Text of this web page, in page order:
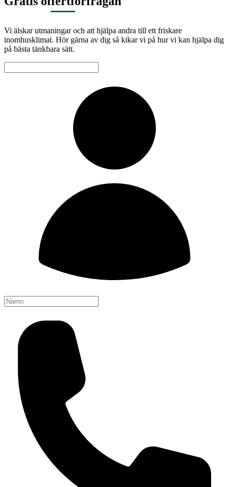
Vi älskar utmaningar och att hjälpa andra till ett friskare
inomhusklimat. Hör gärna av dig så kikar vi på hur vi kan hjälpa dig
på bästa tänkbara sätt.